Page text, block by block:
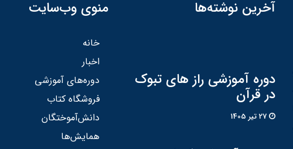
آخرین نوشته‌ها
دوره آموزشی راز های تبوک
در قرآن
منوی وب‌سایت
خانه
اخبار
دوره‌های آموزشی
فروشگاه کتاب
دانش‌آموختگان
همایش‌ها